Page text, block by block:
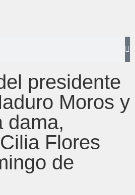
presidente
Moros y
dama,
Flores
de